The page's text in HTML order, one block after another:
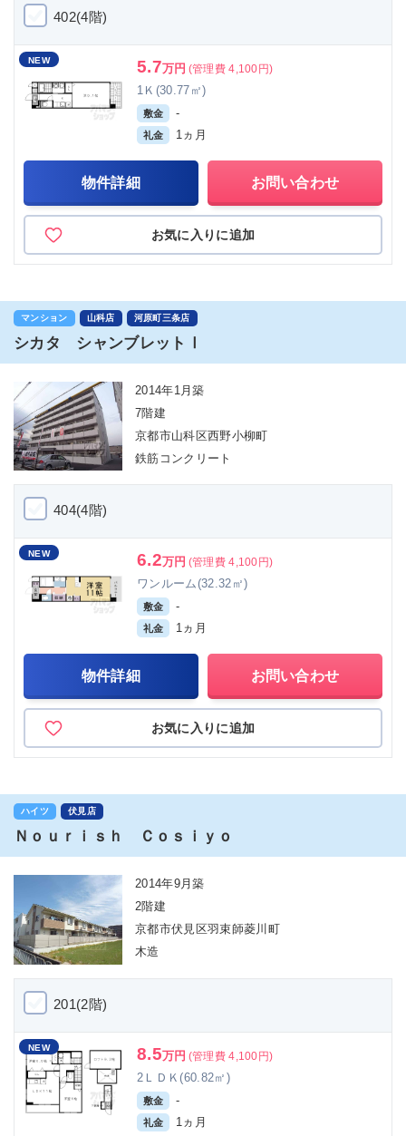
402(4階)
NEW 5.7万円 (管理費 4,100円)
1Ｋ(30.77㎡)
敷金 -
礼金 1ヵ月
物件詳細 お問い合わせ
お気に入りに追加
マンション 山科店 河原町三条店
シカタ シャンブレットⅠ
2014年1月築
7階建
京都市山科区西野小柳町
鉄筋コンクリート
404(4階)
NEW 6.2万円 (管理費 4,100円)
ワンルーム(32.32㎡)
敷金 -
礼金 1ヵ月
物件詳細 お問い合わせ
お気に入りに追加
ハイツ 伏見店
Ｎｏｕｒｉｓｈ Ｃｏｓｉｙｏ
2014年9月築
2階建
京都市伏見区羽束師菱川町
木造
201(2階)
NEW 8.5万円 (管理費 4,100円)
2ＬＤＫ(60.82㎡)
敷金 -
礼金 1ヵ月